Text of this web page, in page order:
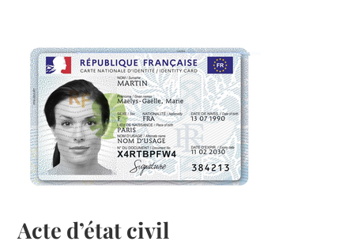
Acte d’état civil